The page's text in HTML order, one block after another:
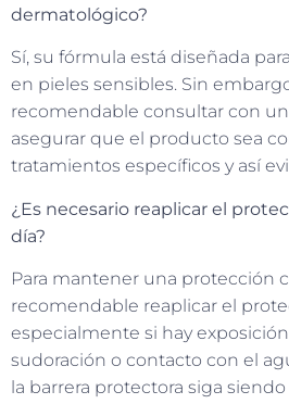
dermatológico?
Sí, su fórmula está diseñada
en pieles sensibles. Sin
recomendable consultar con
asegurar que el producto sea
tratamientos específicos y así
¿Es necesario reaplicar el
día?
Para mantener una protección
recomendable reaplicar el
especialmente si hay
sudoración o contacto con el
la barrera protectora siga